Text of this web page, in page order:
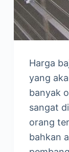
Harga
yang
banyak
sangat
orang
bahkan